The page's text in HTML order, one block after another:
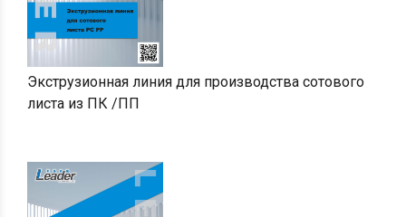
Экструзионная линия для производства сотового
листа из ПК /ПП